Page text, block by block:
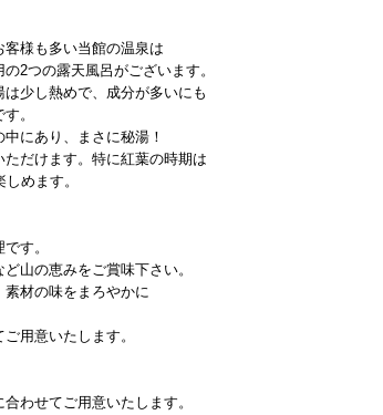
様も多い当館の温泉は
2つの露天風呂がございます。
少し熱めで、成分が多いにも
。
にあり、まさに秘湯！
だけます。特に紅葉の時期は
めます。
す。
山の恵みをご賞味下さい。
材の味をまろやかに
用意いたします。
わせてご用意いたします。